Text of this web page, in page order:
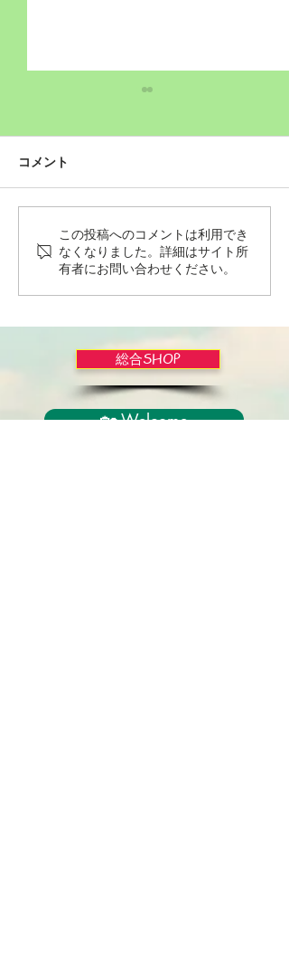
Wordだけで作っちゃおう
～★みことば職人るちゃ
ん('◇')ゞ
コメント
この投稿へのコメントは利用でき
なくなりました。詳細はサイト所
有者にお問い合わせください。
総合SHOP
🏡 Welcome